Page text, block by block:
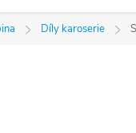
Díly karoserie